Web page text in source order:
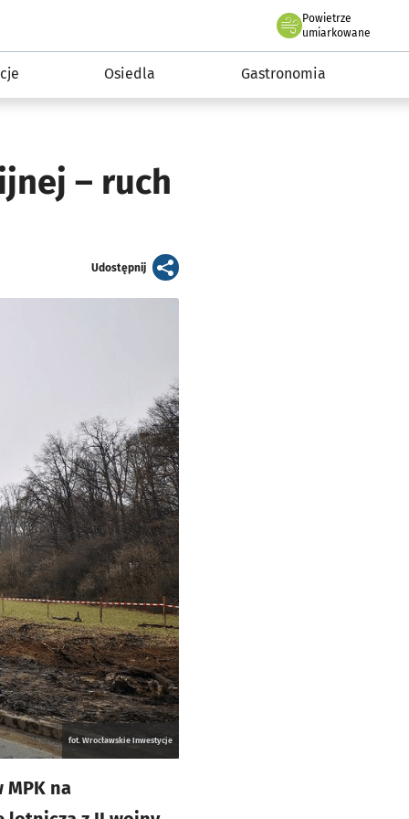
Powietrze
we Wrocławiu
umiarkowane
Osiedla Gastronomia
– ruch
Udostępnijartykuł
fot. Wrocławskie Inwestycje
MPK na